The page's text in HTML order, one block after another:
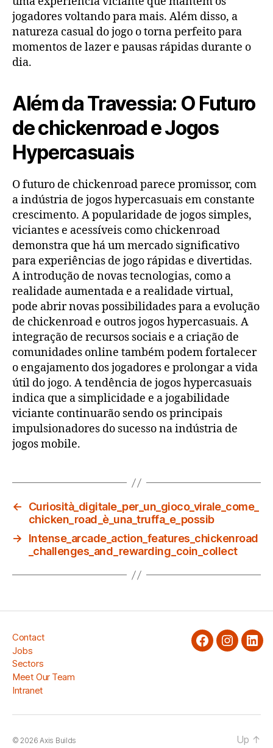
jogadores voltando para mais. Além disso, a
natureza casual do jogo o torna perfeito para
momentos de lazer e pausas rápidas durante o
dia.
Além da Travessia: O Futuro
de chickenroad e Jogos
Hypercasuais
O futuro de chickenroad parece promissor, com
a indústria de jogos hypercasuais em constante
crescimento. A popularidade de jogos simples,
viciantes e acessíveis como chickenroad
demonstra que há um mercado significativo
para experiências de jogo rápidas e divertidas.
A introdução de novas tecnologias, como a
realidade aumentada e a realidade virtual,
pode abrir novas possibilidades para a evolução
de chickenroad e outros jogos hypercasuais. A
integração de recursos sociais e a criação de
comunidades online também podem fortalecer
o engajamento dos jogadores e prolongar a vida
útil do jogo. A tendência de jogos hypercasuais
indica que a simplicidade e a jogabilidade
viciante continuarão sendo os principais
impulsionadores do sucesso na indústria de
jogos mobile.
←
Curiosità_digitale_per_un_gioco_virale_come_
chicken_road_è_una_truffa_e_possib
→
Intense_arcade_action_features_chickenroad
_challenges_and_rewarding_coin_collect
Contact
Jobs
Sectors
Meet Our Team
Intranet
facebook
© 2026 Axis Builds Up ↑